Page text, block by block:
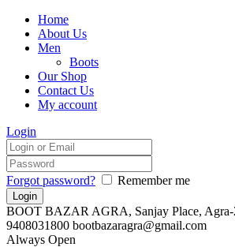
Home
About Us
Men
Boots
Our Shop
Contact Us
My account
Login
Forgot password? Remember me
BOOT BAZAR AGRA, Sanjay Place,
9408031800 bootbazaragra@gmail.com
Always Open